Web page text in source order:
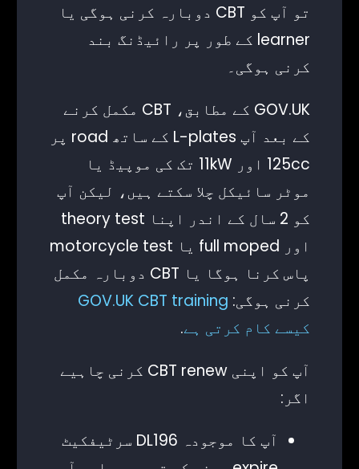
تو آپ کو CBT دوبارہ کرنی ہوگی یا
learner کے طور پر رائیڈنگ بند
کرنی ہوگی۔
GOV.UK کے مطابق، CBT مکمل کرنے
کے بعد آپ L-plates کے ساتھ road پر
125cc اور 11kW تک کی موپیڈ یا
موٹر سائیکل چلا سکتے ہیں، لیکن آپ
کو 2 سال کے اندر اپنا theory test
اور full moped یا motorcycle test
پاس کرنا ہوگا یا CBT دوبارہ مکمل
کرنی ہوگی: GOV.UK CBT training
کیسے کام کرتی ہے.
آپ کو اپنی CBT renew کرنی چاہیے
اگر:
آپ کا موجودہ DL196 سرٹیفکیٹ